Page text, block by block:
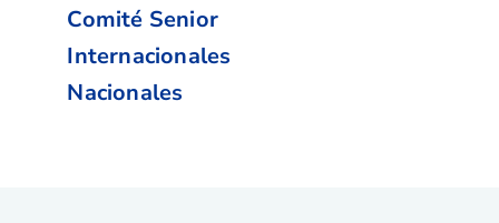
Comité Senior
Internacionales
Nacionales